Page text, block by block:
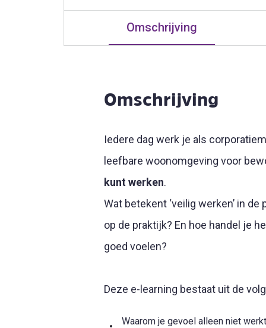
Omschrijving
Omschrijving
Iedere dag werk je als
leefbare woonomgeving voor
kunt werken.
Wat betekent ‘veilig werken’ in
op de praktijk? En hoe handel je
goed voelen?
Deze e-learning bestaat uit de
Waarom je gevoel alleen niet werkt